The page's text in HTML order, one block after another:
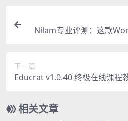
Nilam专业评测：这款
下一篇
Educrat v1.0.40 终极在线课程
相关文章